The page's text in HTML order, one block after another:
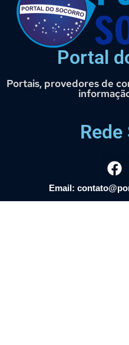
Portal
Portais, provedores de
Email: